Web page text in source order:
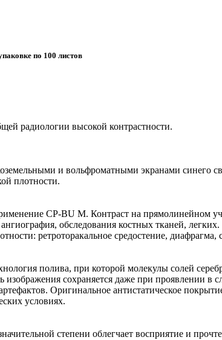
по 100 листов
радиологии высокой контрастности.
и вольфроматными экранами синего
плотности.
СP-BU M. Контраст на прямолинейном
обследования костных тканей,
ретроторакальное средостение, диафрагма,
полива, при которой молекулы солей
сохраняется даже при проявлении в
Оригинальное антистатическое
условиях.
степени облегчает восприятие и